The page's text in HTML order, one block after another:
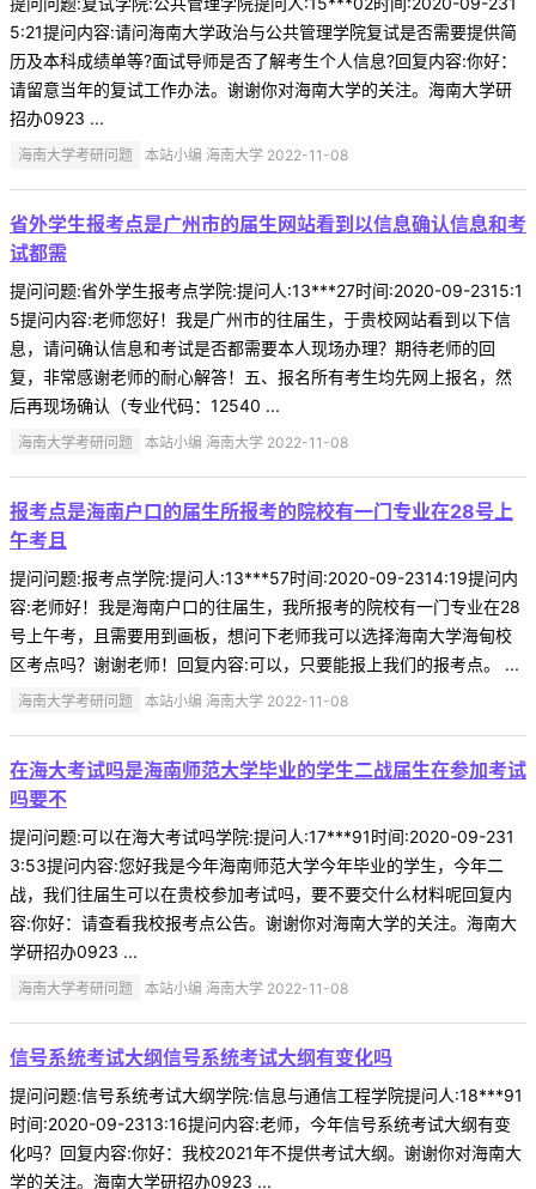
5:21提问内容:请问海南大学政治与公共管理学院复试是否需要提供简
历及本科成绩单等?面试导师是否了解考生个人信息?回复内容:你好：
请留意当年的复试工作办法。谢谢你对海南大学的关注。海南大学研
招办0923 ...
海南大学考研问题 本站小编 海南大学 2022-11-08
省外学生报考点是广州市的届生网站看到以信息确认信息和考
试都需
提问问题:省外学生报考点学院:提问人:13***27时间:2020-09-2315:1
5提问内容:老师您好！我是广州市的往届生，于贵校网站看到以下信
息，请问确认信息和考试是否都需要本人现场办理？期待老师的回
复，非常感谢老师的耐心解答！五、报名所有考生均先网上报名，然
后再现场确认（专业代码：12540 ...
海南大学考研问题 本站小编 海南大学 2022-11-08
报考点是海南户口的届生所报考的院校有一门专业在28号上
午考且
提问问题:报考点学院:提问人:13***57时间:2020-09-2314:19提问内
容:老师好！我是海南户口的往届生，我所报考的院校有一门专业在28
号上午考，且需要用到画板，想问下老师我可以选择海南大学海甸校
区考点吗？谢谢老师！回复内容:可以，只要能报上我们的报考点。 ...
海南大学考研问题 本站小编 海南大学 2022-11-08
在海大考试吗是海南师范大学毕业的学生二战届生在参加考试
吗要不
提问问题:可以在海大考试吗学院:提问人:17***91时间:2020-09-231
3:53提问内容:您好我是今年海南师范大学今年毕业的学生，今年二
战，我们往届生可以在贵校参加考试吗，要不要交什么材料呢回复内
容:你好：请查看我校报考点公告。谢谢你对海南大学的关注。海南大
学研招办0923 ...
海南大学考研问题 本站小编 海南大学 2022-11-08
信号系统考试大纲信号系统考试大纲有变化吗
提问问题:信号系统考试大纲学院:信息与通信工程学院提问人:18***91
时间:2020-09-2313:16提问内容:老师，今年信号系统考试大纲有变
化吗？回复内容:你好：我校2021年不提供考试大纲。谢谢你对海南大
学的关注。海南大学研招办0923 ...